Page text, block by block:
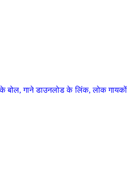
बोल, गाने डाउनलोड के लिंक, लोक गायकों